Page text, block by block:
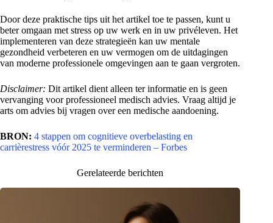
Door deze praktische tips uit het artikel toe te passen, kunt u
beter omgaan met stress op uw werk en in uw privéleven. Het
implementeren van deze strategieën kan uw mentale
gezondheid verbeteren en uw vermogen om de uitdagingen
van moderne professionele omgevingen aan te gaan vergroten.
Disclaimer: Dit artikel dient alleen ter informatie en is geen
vervanging voor professioneel medisch advies. Vraag altijd je
arts om advies bij vragen over een medische aandoening.
BRON: 4 stappen om cognitieve overbelasting en
carrièrestress vóór 2025 te verminderen – Forbes
Gerelateerde berichten